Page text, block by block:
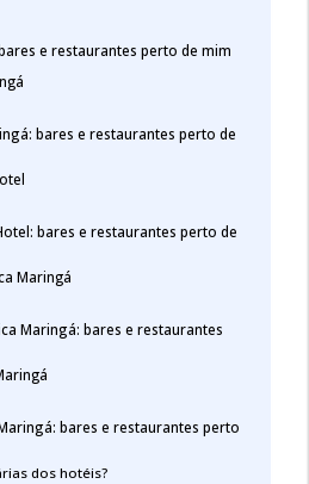
e restaurantes perto de mim
bares e restaurantes perto de
bares e restaurantes perto de
Maringá
Maringá: bares e restaurantes
bares e restaurantes perto
dos hotéis?